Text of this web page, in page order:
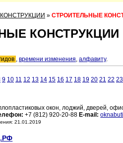
» СТРОИТЕЛЬНЫЕ
КОНСТРУКЦИИ
, времени изменения, алфавиту.
9 10 11 12 13 14 15 16 17 18 19 20 21 22 23
окон, лоджий, дверей,
+7 (812) 920-20-88 E-mail:
21.01.2019